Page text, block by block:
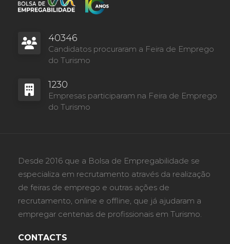
40346
Candidatos procuraram a Feira de Emprego
do Turismo
1230
Empresas participaram na Feira de Emprego
do Turismo
Desde 2016 que a Bolsa de Empregabilidade se
especializa em recrutamento através da realização
de feiras de emprego e outras ações de
recrutamento, online e offline, que já ajudaram a
empregar centenas de profissionais em Turismo.
CONTACTS